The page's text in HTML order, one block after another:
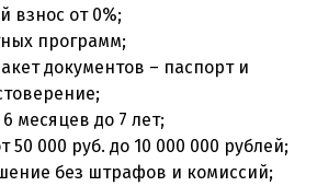
взнос от 0%;
программ;
документов – паспорт и
месяцев до 7 лет;
50 000 руб. до 10 000 000 рублей;
без штрафов и комиссий;